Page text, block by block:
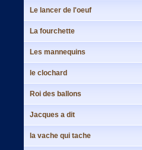
Le lancer de l'oeuf
La fourchette
Les mannequins
le clochard
Roi des ballons
Jacques a dit
la vache qui tache